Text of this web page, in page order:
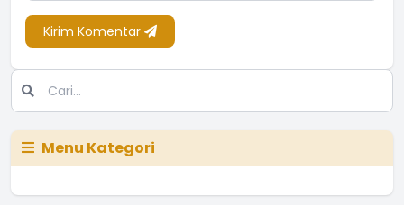
Kirim Komentar
Menu Kategori